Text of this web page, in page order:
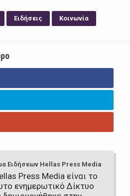
Ειδήσεις Κοινωνία
Ειδήσεων Hellas Press Media
Press Media είναι το
ενημερωτικό Δίκτυο